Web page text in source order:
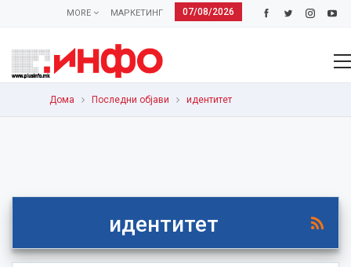
07/08/2026
МАРКЕТИНГ
MORE
Дома Последни објави идентитет
идентитет